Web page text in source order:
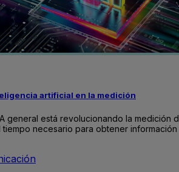
artificial en la medición
general está revolucionando la medición
tiempo necesario para obtener